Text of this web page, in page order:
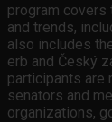
program
and trends,
also includes
erb and Český
participants are
senators and
organizations,